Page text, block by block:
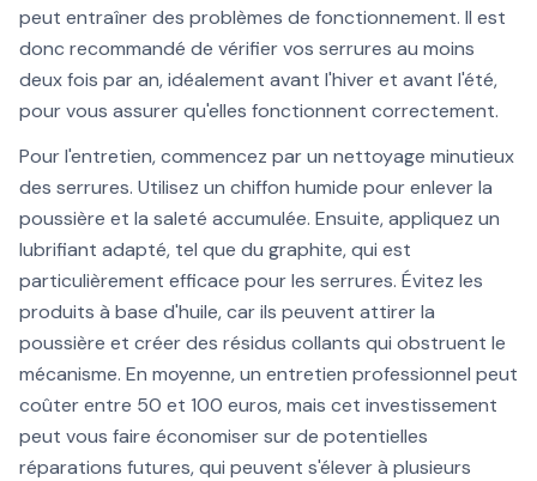
peut entraîner des problèmes de fonctionnement. Il est
donc recommandé de vérifier vos serrures au moins
deux fois par an, idéalement avant l'hiver et avant l'été,
pour vous assurer qu'elles fonctionnent correctement.
Pour l'entretien, commencez par un nettoyage minutieux
des serrures. Utilisez un chiffon humide pour enlever la
poussière et la saleté accumulée. Ensuite, appliquez un
lubrifiant adapté, tel que du graphite, qui est
particulièrement efficace pour les serrures. Évitez les
produits à base d'huile, car ils peuvent attirer la
poussière et créer des résidus collants qui obstruent le
mécanisme. En moyenne, un entretien professionnel peut
coûter entre 50 et 100 euros, mais cet investissement
peut vous faire économiser sur de potentielles
réparations futures, qui peuvent s'élever à plusieurs